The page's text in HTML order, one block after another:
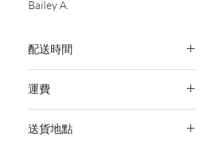
Bailey A.
配送時間
送貨。
運費
服務。如需送貨至其他地區，請電郵至
送貨地點